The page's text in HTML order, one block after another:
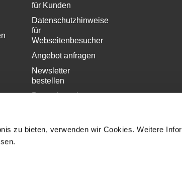
zu bieten, verwenden wir Cookies. Weitere
für Kunden
Datenschutzhinweise
für
Webseitenbesucher
Angebot anfragen
Newsletter
bestellen
Pressekontakt